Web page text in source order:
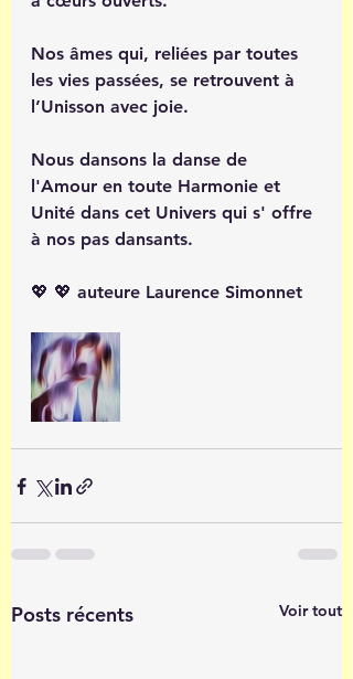
Nos âmes qui, reliées par toutes
les vies passées, se retrouvent à
l’Unisson avec joie.
Nous dansons la danse de
l'Amour en toute Harmonie et
Unité dans cet Univers qui s' offre
à nos pas dansants.
💖 💖 auteure Laurence Simonnet
Posts récents Voir tout